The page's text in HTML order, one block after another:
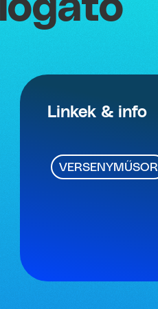
Linkek & info
VERSENYMŰSOR